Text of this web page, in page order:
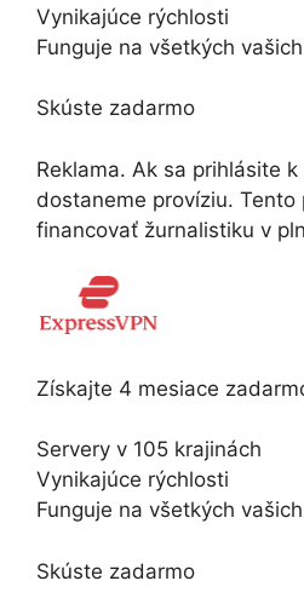
Vynikajúce rýchlosti
Funguje na všetkých
Skúste zadarmo
Reklama. Ak sa prihlásite
dostaneme províziu. Tento
financovať žurnalistiku v
Získajte 4 mesiace
Servery v 105 krajinách
Vynikajúce rýchlosti
Funguje na všetkých
Skúste zadarmo